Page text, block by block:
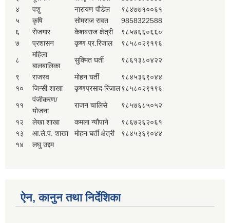
४
पशु नारायण पौडेल
९८४७७१००६१
५
कृषि सोमराज रावत
9858322588
६
रोजगार केशबराज क्षेत्री
९८५७६६०६६०
७
प्रशासन कृष्ण प्र.रिजाल ९८५८०२९१९६
८
महिला
बालबालिका
सुक्मित घर्ती ९८६१३८०४२२
९ राजस्व मोहन घर्ती
९८४५३६९०४४
१०
जिन्सी शाखा कृष्णप्रसाद रिजाल९८५८०२९१९६
११
पंजीकरण/
योजना
राजन चालिसे ९८५७६८५०५२
१२ लेखा शाखा कमला न्यौपाने
९८६७२६२०६१
१३
आ.ले.प. शाखा मोहन घर्ती क्षेत्री
९८४५३६९०४४
१४
लघु उद्दम
ऐन, कानुन तथा निर्देशिका